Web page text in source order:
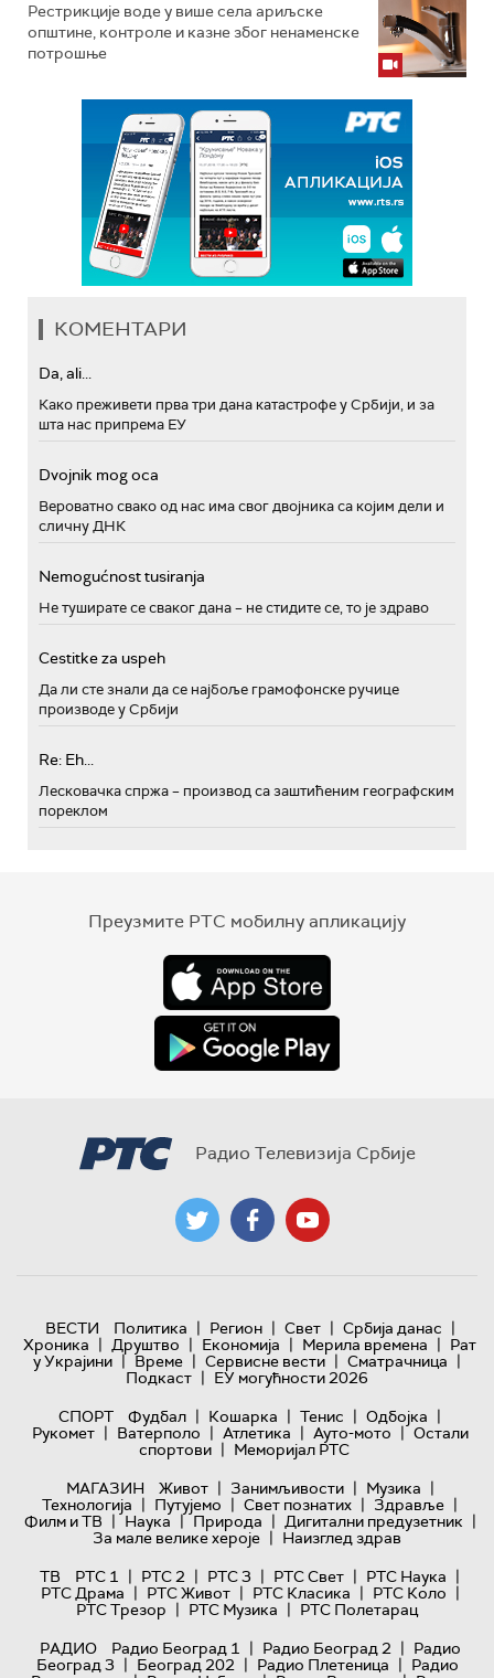
Рестрикције воде у више села ариљске
општине, контроле и казне због ненаменске
потрошње
КОМЕНТАРИ
Da, ali...
Како преживети прва три дана катастрофе у Србији, и за
шта нас припрема ЕУ
Dvojnik mog oca
Вероватно свако од нас има свог двојника са којим дели и
сличну ДНК
Nemogućnost tusiranja
Не туширате се сваког дана – не стидите се, то је здраво
Cestitke za uspeh
Да ли сте знали да се најбоље грамофонске ручице
производе у Србији
Re: Eh...
Лесковачка спржа – производ са заштићеним географским
пореклом
Преузмите РТС мобилну апликацију
Радио Телевизија Србије
ВЕСТИ Политика | Регион | Свет | Србија данас |
Хроника | Друштво | Економија | Мерила времена | Рат
у Украјини | Време | Сервисне вести | Сматрачница |
Подкаст | ЕУ могућности 2026
СПОРТ
Фудбал | Кошарка | Тенис | Одбојка |
Рукомет | Ватерполо | Атлетика | Ауто-мото | Остали
спортови | Меморијал РТС
МАГАЗИН
Живот | Занимљивости | Музика |
Технологијa | Путујемо | Свет познатих | Здравље |
Филм и ТВ | Наука | Природа | Дигитални предузетник |
За мале велике хероје | Наизглед здрав
ТВ
РТС 1 | РТС 2 | РТС 3 | РТС Свет | РТС Наука |
РТС Драма | РТС Живот | РТС Класика | РТС Коло |
РТС Трезор | РТС Музика | РТС Полетарац
РАДИО
Радио Београд 1 | Радио Београд 2 | Радио
Београд 3 | Београд 202 | Радио Плетеница | Радио